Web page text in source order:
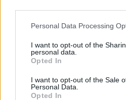
Please note that this website/app
not limited to your visit or usage
grant or deny consent to Google
use your data for below specified
consent section.
Personal Data Processing
I want to opt-out of the
personal data.
Opted In
I want to opt-out of the Sale
Personal Data.
Opted In
Prima di partecipare a un
verificare lo stato strutturale
prendere contatti con
definire il tipo di
considerare anche imposte,
di allaccio ai servizi: tutte